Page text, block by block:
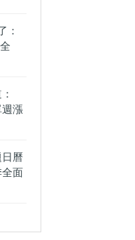
：
漲
日曆
全面